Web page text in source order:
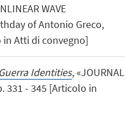
WAVE
of Antonio Greco,
in Atti di convegno]
Identities, «JOURNAL
331 - 345 [Articolo in